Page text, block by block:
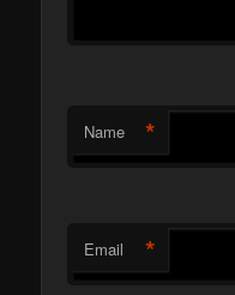
Name *
Email *